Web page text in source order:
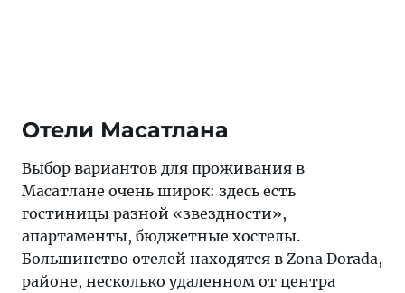
Отели Масатлана
Выбор вариантов для проживания в
Масатлане очень широк: здесь есть
гостиницы разной «звездности»,
апартаменты, бюджетные хостелы.
Большинство отелей находятся в Zona Dorada,
районе, несколько удаленном от центра